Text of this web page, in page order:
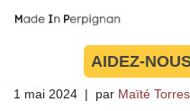
contenu
AIDEZ-
1er mai en ordre
Perpignan
1 mai 2024 par Maïté Torres